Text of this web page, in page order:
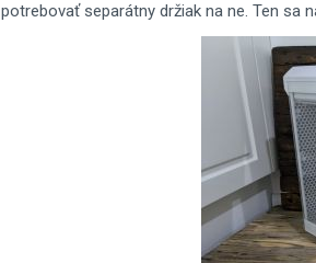
potrebovať separátny držiak na ne. Ten sa